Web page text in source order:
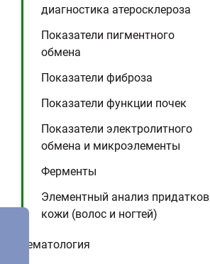
диагностика атеросклероза
Показатели пигментного
обмена
Показатели фиброза
Показатели функции почек
Показатели электролитного
обмена и микроэлементы
Ферменты
Элементный анализ придатков
кожи (волос и ногтей)
Гематология